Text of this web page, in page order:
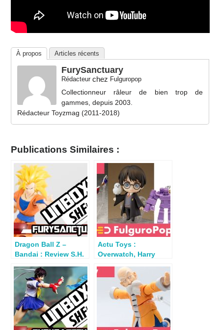
À propos Articles récents
FurySanctuary
Rédacteurchez Fulguropop
Collectionneur râleur de bien trop de
gammes, depuis 2003.
Rédacteur Toyzmag (2011-2018)
Publications Similaires :
Dragon Ball Z –
Bandai : Review S.H.
Super Saiyan 3
Actu Toys :
Overwatch, Harry
Thunder Force